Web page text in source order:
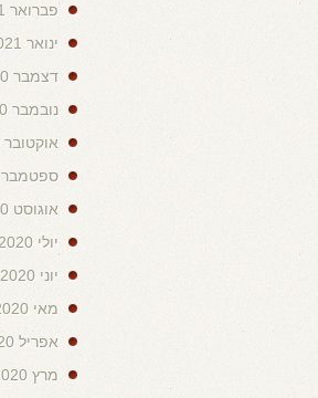
פברואר 2021
ינואר 2021
דצמבר 2020
נובמבר 2020
אוקטובר 2020
ספטמבר 2020
אוגוסט 2020
יולי 2020
יוני 2020
מאי 2020
אפריל 2020
מרץ 2020